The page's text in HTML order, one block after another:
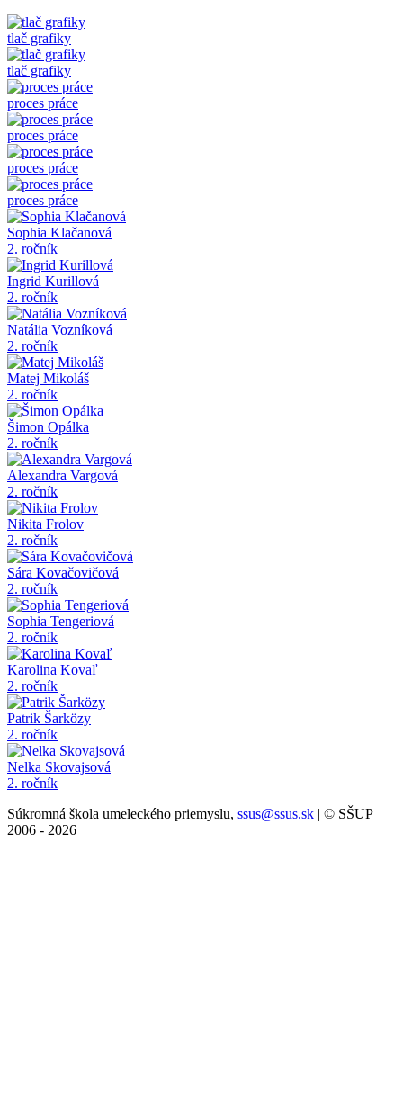
tlač grafiky
tlač grafiky
proces práce
proces práce
proces práce
proces práce
Sophia Klačanová
2. ročník
Ingrid Kurillová
2. ročník
Natália Vozníková
2. ročník
Matej Mikoláš
2. ročník
Šimon Opálka
2. ročník
Alexandra Vargová
2. ročník
Nikita Frolov
2. ročník
Sára Kovačovičová
2. ročník
Sophia Tengeriová
2. ročník
Karolina Kovaľ
2. ročník
Patrik Šarközy
2. ročník
Nelka Skovajsová
2. ročník
Súkromná škola umeleckého priemyslu, ssus@ssus.sk | © SŠUP
2006 - 2026